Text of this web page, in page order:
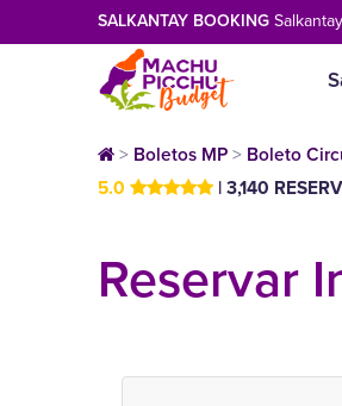
SALKANTAY BOOKING
> Boletos MP> Boleto
5.0
| 3,140
Reservar